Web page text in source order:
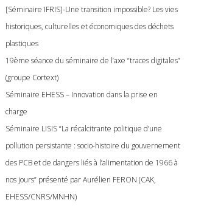
[Séminaire IFRIS]-Une transition impossible? Les vies
historiques, culturelles et économiques des déchets
plastiques
19ème séance du séminaire de l’axe “traces digitales”
(groupe Cortext)
Séminaire EHESS – Innovation dans la prise en
charge
Séminaire LISIS “La récalcitrante politique d’une
pollution persistante : socio-histoire du gouvernement
des PCB et de dangers liés à l’alimentation de 1966 à
nos jours” présenté par Aurélien FERON (CAK,
EHESS/CNRS/MNHN)